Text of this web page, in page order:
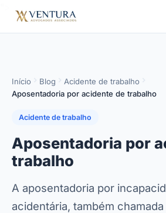
Início Blog
Acidente de trabalho
Aposentadoria por acidente de trabalho
Acidente de trabalho
Aposentadoria por
trabalho
A aposentadoria por
acidentária, também chamada